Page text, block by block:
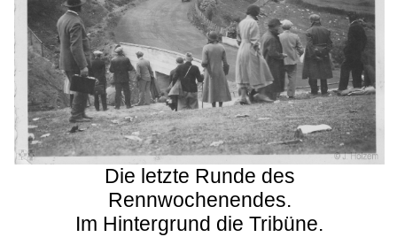
Die letzte Runde des
Rennwochenendes.
Im Hintergrund die Tribüne.